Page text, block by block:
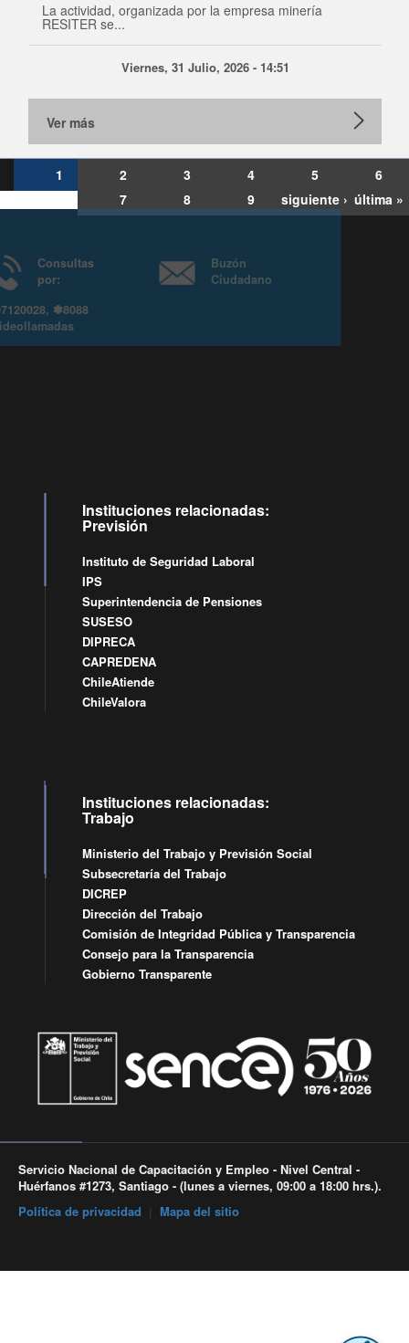
La actividad, organizada por la empresa minería
RESITER se...
Viernes, 31 Julio, 2026 - 14:51
Ver más
1 2 3 4 5
6
7
8 9 siguiente › última »
6007120028, ✽8088
yVideollamadas
Instituciones relacionadas:
Previsión
Instituto de Seguridad Laboral
IPS
Superintendencia de Pensiones
SUSESO
DIPRECA
CAPREDENA
ChileAtiende
ChileValora
Instituciones relacionadas:
Trabajo
Ministerio del Trabajo y Previsión Social
Subsecretaría del Trabajo
DICREP
Dirección del Trabajo
Comisión de Integridad Pública y Transparencia
Consejo para la Transparencia
Gobierno Transparente
Servicio Nacional de Capacitación y Empleo - Nivel Central -
Huérfanos #1273, Santiago - (lunes a viernes, 09:00 a 18:00 hrs.).
Política de privacidad
Mapa del sitio